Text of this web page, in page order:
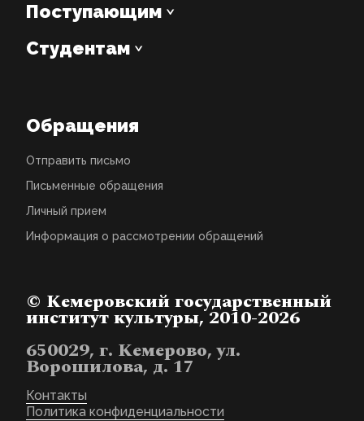
Поступающим
Студентам
Обращения
Отправить письмо
Письменные обращения
Личный прием
Информация о рассмотрении обращений
© Кемеровский государственный
институт культуры, 2010-2026
650029, г. Кемерово, ул.
Ворошилова, д. 17
Контакты
Политика конфиденциальности